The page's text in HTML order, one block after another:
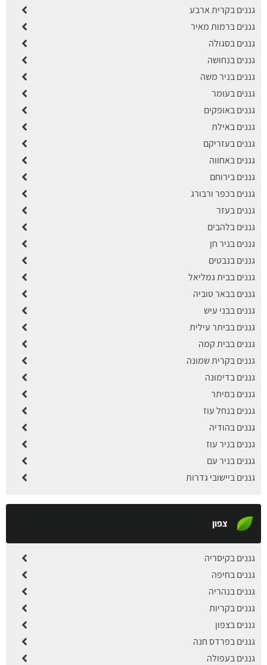
גננים בקרית ארבע
גננים ברמות מאיר
גננים בסגולה
גננים בנחושה
גננים בניר משה
גננים בעומר
גננים באופקים
גננים באילת
גננים בעזריקם
גננים באחווה
גננים בירוחם
גננים בכפר ורבורג
גננים בעזר
גננים בלהבים
גננים בניר חן
גננים בנבטים
גננים בבית גמליאל
גננים בבאר טוביה
גננים בבני עיש
גננים בביתר עילית
גננים בבית קמה
גננים בקרית שמונה
גננים בדימונה
גננים במיתר
גננים בנחל עוז
גננים בהודיה
גננים בניר עוז
גננים בניר עם
גננים ביישובי גדרות
צפון
גננים בקיסריה
גננים בחיפה
גננים בנהריה
גננים בקריות
גננים בצפון
גננים בפרדס חנה
גננים בעפולה